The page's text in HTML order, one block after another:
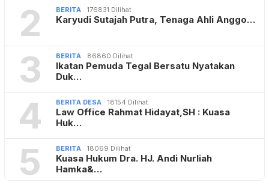
2 BERITA 176831 Dilihat
Karyudi Sutajah Putra, Tenaga Ahli Anggo…
3 BERITA 86860 Dilihat
Ikatan Pemuda Tegal Bersatu Nyatakan
Duk…
4 BERITA DESA 18154 Dilihat
Law Office Rahmat Hidayat,SH : Kuasa
Huk…
5 BERITA 18069 Dilihat
Kuasa Hukum Dra. HJ. Andi Nurliah
Hamka&…